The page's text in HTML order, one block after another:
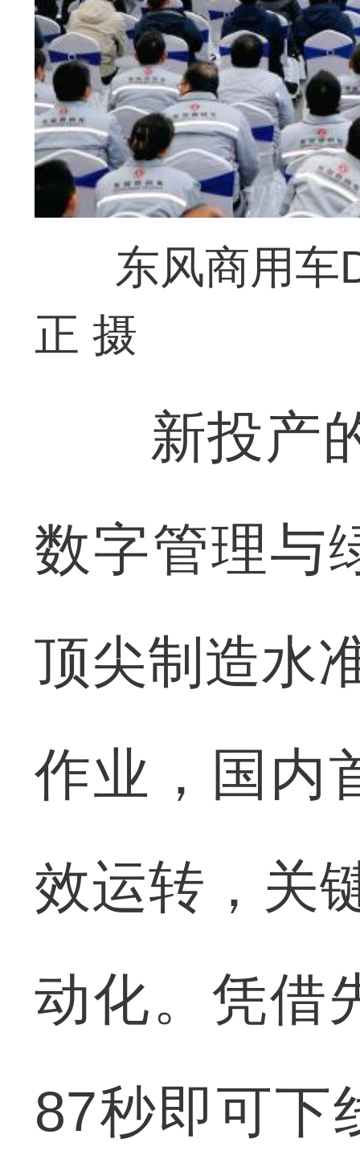
东风商用车
正 摄
新投产的
数字管理与
顶尖制造水
作业，国内
效运转，关
动化。凭借
87秒即可下